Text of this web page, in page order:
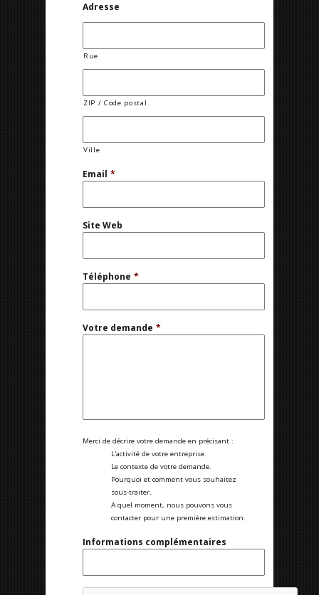
Adresse
Rue
ZIP / Code postal
Ville
Email *
Site Web
Téléphone *
Votre demande *
Merci de décrire votre demande en précisant :
L'activité de votre entreprise.
Le contexte de votre demande.
Pourquoi et comment vous souhaitez
sous-traiter.
A quel moment, nous pouvons vous
contacter pour une première estimation.
Informations complémentaires